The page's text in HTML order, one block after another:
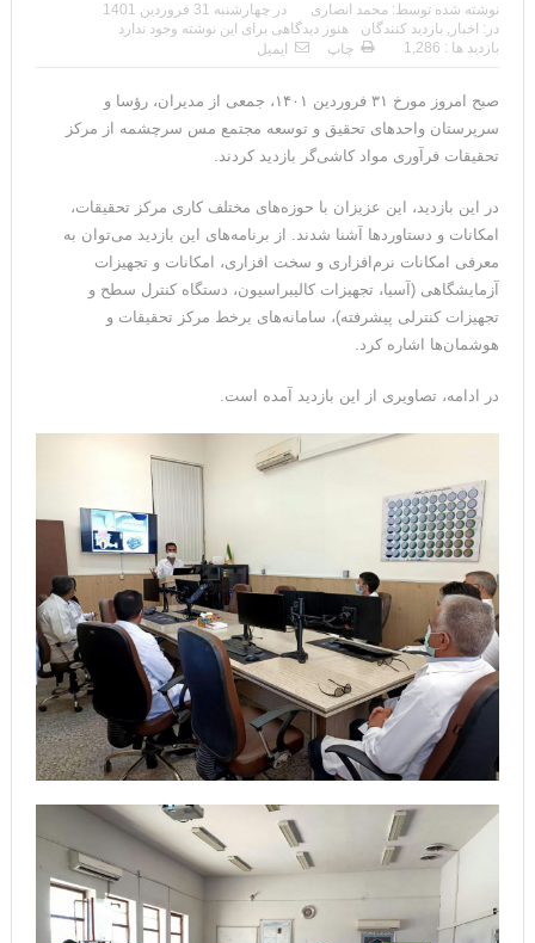
نوشته شده توسط: محمد انصاری در چهارشنبه 31 فروردین 1401
در: اخبار , بازدید کنندگان
هنوز دیدگاهی برای این نوشته وجود ندارد
بازدید ها : 1,286
چاپ ایمیل
صبح امروز مورخ ۳۱ فروردین ۱۴۰۱، جمعی از مدیران، رؤسا و
سرپرستان واحدهای تحقیق و توسعه مجتمع مس سرچشمه از مرکز
تحقیقات فرآوری مواد کاشی‌گر بازدید کردند.
در این بازدید، این عزیزان با حوزه‌های مختلف کاری مرکز تحقیقات،
امکانات و دستاوردها آشنا شدند. از برنامه‌های این بازدید می‌توان به
معرفی امکانات نرم‌افزاری و سخت افزاری، امکانات و تجهیزات
آزمایشگاهی (آسیا، تجهیزات کالیبراسیون، دستگاه کنترل سطح و
تجهیزات کنترلی پیشرفته)، سامانه‌های برخط مرکز تحقیقات و
هوشمان‌ها اشاره کرد.
در ادامه، تصاویری از این بازدید آمده است.